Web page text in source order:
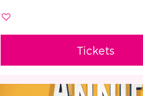
Tickets